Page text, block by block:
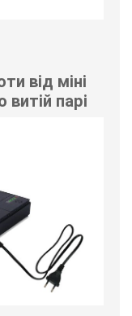
від міні
парі